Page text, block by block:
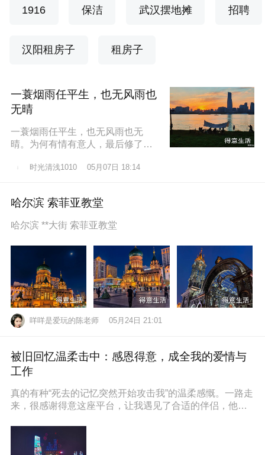
1916 保洁 武汉摆地摊 招聘
汉阳租房子 租房子
一蓑烟雨任平生，也无风雨也
无晴
一蓑烟雨任平生，也无风雨也无
晴。为何有情有意人，最后修了无
却有情。莫道桑榆晚，为霞尚满
时光清浅1010 05月07日 18:14
哈尔滨 索菲亚教堂
哈尔滨 **大街 索菲亚教堂
咩咩是爱玩的陈老师 05月24日 21:01
被旧回忆温柔击中：感恩得意，成全我的爱情与
工作
真的有种“死去的记忆突然开始攻击我”的温柔感慨。一路走
来，很感谢得意这座平台，让我遇见了合适的伴侣，他也